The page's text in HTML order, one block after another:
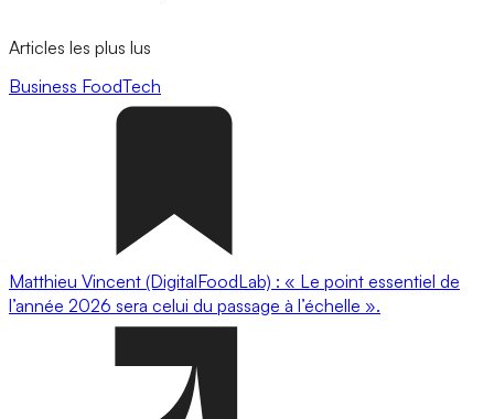
Articles les plus lus
Business FoodTech
Matthieu Vincent (DigitalFoodLab) : « Le point essentiel de
l’année 2026 sera celui du passage à l’échelle ».